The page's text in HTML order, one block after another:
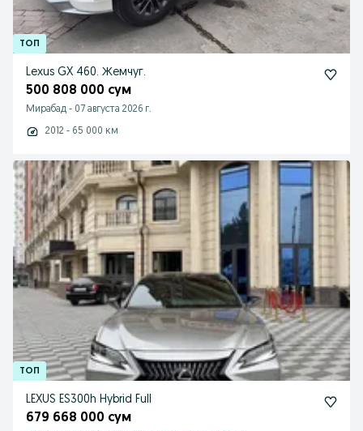
Lexus GX 460. Жемчуг.
500 808 000 сум
Мирабад - 07 августа 2026 г.
2012 - 65 000 км
LEXUS ES300h Hybrid Full
679 668 000 сум